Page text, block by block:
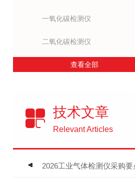
一氧化碳检测仪
二氧化碳检测仪
查看全部
技术文章
Relevant Articles